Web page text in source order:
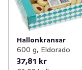
Hallonkransar
600 g, Eldorado
37,81 kr